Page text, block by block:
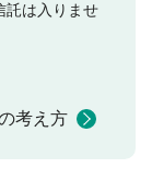
託は入りませ
考え方